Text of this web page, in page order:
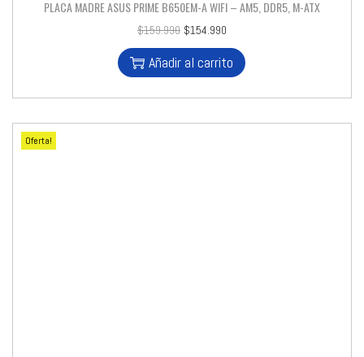
PLACA MADRE ASUS PRIME B650EM-A WIFI – AM5, DDR5, M-ATX
$159.990 $154.990
Añadir al carrito
Oferta!